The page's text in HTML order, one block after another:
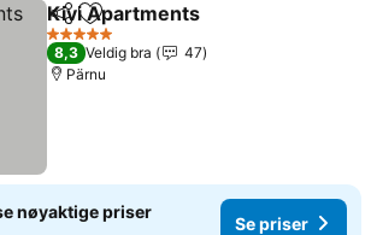
Del Legg til i favoritter
Kivi Apartments
5 Stjerner
8,3 Veldig bra
47
Pärnu
nøyaktige priser
Se priser